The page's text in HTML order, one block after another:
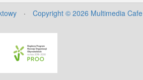
· Copyright © 2026 Multimedia Cafe